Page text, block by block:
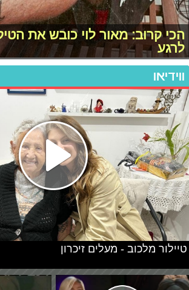
הכי קרוב: מאור לוי כובש את
לרגע
ווידיאו
טיילור מלכוב - מעלים זיכרון